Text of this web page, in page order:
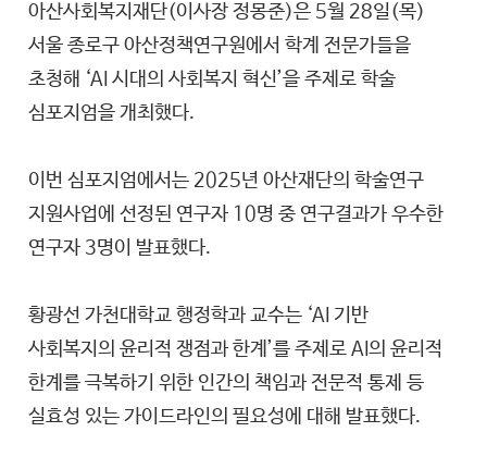
아산사회복지재단(이사장 정몽준)은 5월 28일(목)
서울 종로구 아산정책연구원에서 학계 전문가들을
초청해 ‘AI 시대의 사회복지 혁신’을 주제로 학술
심포지엄을 개최했다.
이번 심포지엄에서는 2025년 아산재단의 학술연구
지원사업에 선정된 연구자 10명 중 연구결과가 우수한
연구자 3명이 발표했다.
황광선 가천대학교 행정학과 교수는 ‘AI 기반
사회복지의 윤리적 쟁점과 한계’를 주제로 AI의 윤리적
한계를 극복하기 위한 인간의 책임과 전문적 통제 등
실효성 있는 가이드라인의 필요성에 대해 발표했다.